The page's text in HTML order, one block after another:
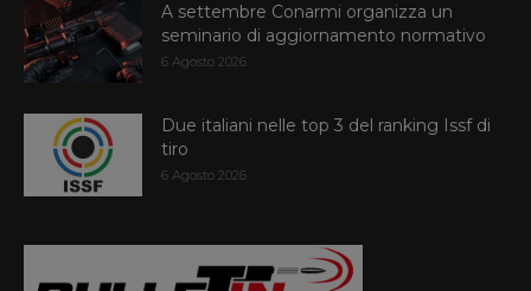
A settembre Conarmi organizza un
seminario di aggiornamento normativo
6 Agosto 2026
Due italiani nelle top 3 del ranking Issf di
tiro
6 Agosto 2026